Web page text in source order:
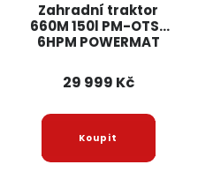
Zahradní traktor
660M 150l PM-OTS-
6HPM POWERMAT
29 999 Kč